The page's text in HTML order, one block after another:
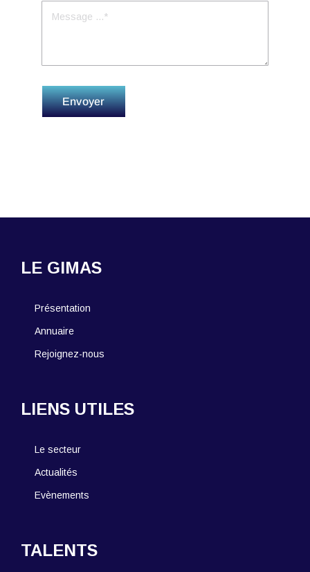
Envoyer
LE GIMAS
Présentation
Annuaire
Rejoignez-nous
LIENS UTILES
Le secteur
Actualités
Evènements
TALENTS